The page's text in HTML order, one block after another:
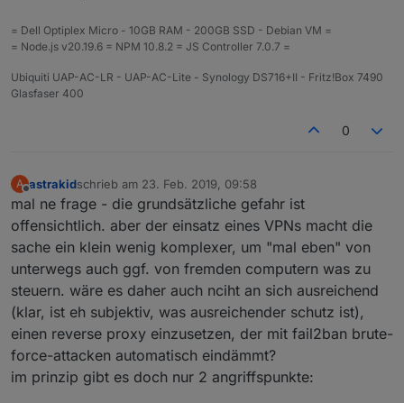
= Dell Optiplex Micro - 10GB RAM - 200GB SSD - Debian VM =
= Node.js v20.19.6 = NPM 10.8.2 = JS Controller 7.0.7 =
Ubiquiti UAP-AC-LR - UAP-AC-Lite - Synology DS716+II - Fritz!Box 7490
Glasfaser 400
0
A
Offline
astrakidschrieb am 23. Feb. 2019, 09:58
zuletzt editiert von
mal ne frage - die grundsätzliche gefahr ist
offensichtlich. aber der einsatz eines VPNs macht die
sache ein klein wenig komplexer, um "mal eben" von
unterwegs auch ggf. von fremden computern was zu
steuern. wäre es daher auch nciht an sich ausreichend
(klar, ist eh subjektiv, was ausreichender schutz ist),
einen reverse proxy einzusetzen, der mit fail2ban brute-
force-attacken automatisch eindämmt?
im prinzip gibt es doch nur 2 angriffspunkte: